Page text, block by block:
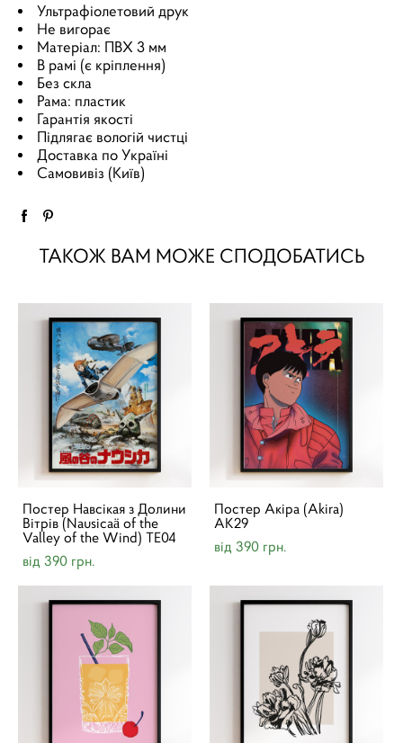
Ультрафіолетовий друк
Не вигорає
Матеріал: ПВХ 3 мм
В рамі (є кріплення)
Без скла
Рама: пластик
Гарантія якості
Підлягає вологій чистці
Доставка по Україні
Самовивіз (Київ)
ТАКОЖ ВАМ МОЖЕ СПОДОБАТИСЬ
Постер Навсікая з Долини
Вітрів (Nausicaä of the
Valley of the Wind) ТЕ04
від 390 грн.
Постер Акіра (Akira)
AK29
від 390 грн.